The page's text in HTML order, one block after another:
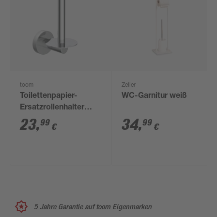
toom
Toilettenpapier-
Ersatzrollenhalter
'Paris' chromfarben
23,99 €
Zeller
WC-Garnitur weiß
34,99 €
5 Jahre Garantie auf toom Eigenmarken